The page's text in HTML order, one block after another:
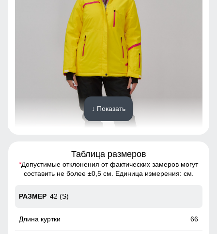
Спортивный горнолыжный костюм - это предмет
гардероба, состоящий из двух частей: куртки и
Элемент одежды нужен для защиты шеи от холода, но со
↓ Показать
Таблица размеров
*Допустимые отклонения от фактических замеров могут
составить не более ±0,5 см. Единица измерения: см.
42 (S)
66